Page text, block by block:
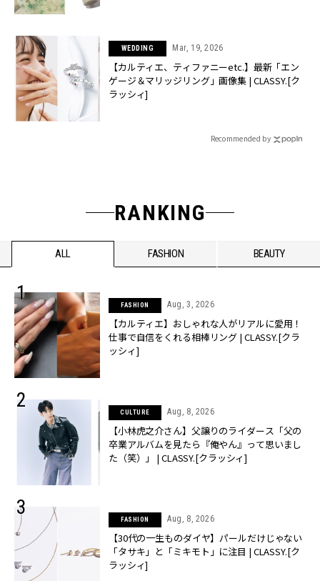
WEDDING Mar, 19, 2026
【カルティエ、ティファニーetc.】最新「エン
ゲージ＆マリッジリング」画像集 | CLASSY.[ク
ラッシィ]
Recommended by
RANKING
ALL FASHION BEAUTY
FASHION Aug, 3, 2026
【カルティエ】おしゃれな人がリアルに愛用！
仕事で自信をくれる相棒リング | CLASSY.[クラ
ッシィ]
CULTURE Aug, 8, 2026
【小林虎之介さん】父譲りのライダース「父の
卒業アルバムを見たら『俺やん』って思いまし
た（笑）」 | CLASSY.[クラッシィ]
FASHION Aug, 8, 2026
【30代の一生ものダイヤ】パールだけじゃない
「タサキ」と「ミキモト」に注目 | CLASSY.[ク
ラッシィ]